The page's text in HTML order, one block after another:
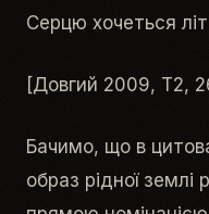
Серцю хочеться
[Довгий 2009, Т2,
Бачимо, що в
образ рідної землі